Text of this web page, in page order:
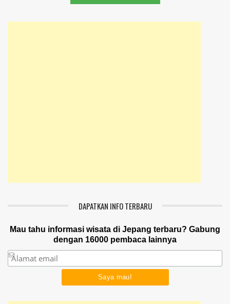
DAPATKAN INFO TERBARU
Mau tahu informasi wisata di Jepang terbaru? Gabung
dengan 16000 pembaca lainnya